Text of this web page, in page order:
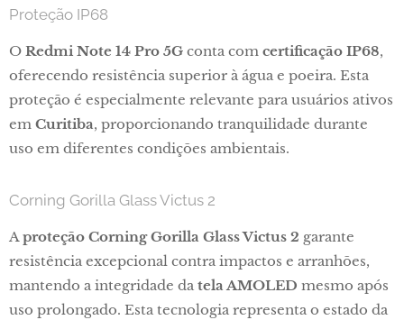
Proteção IP68
O Redmi Note 14 Pro 5G conta com certificação IP68,
oferecendo resistência superior à água e poeira. Esta
proteção é especialmente relevante para usuários ativos
em Curitiba, proporcionando tranquilidade durante
uso em diferentes condições ambientais.
Corning Gorilla Glass Victus 2
Aproteção Corning Gorilla Glass Victus 2 garante
resistência excepcional contra impactos e arranhões,
mantendo a integridade da tela AMOLED mesmo após
uso prolongado. Esta tecnologia representa o estado da